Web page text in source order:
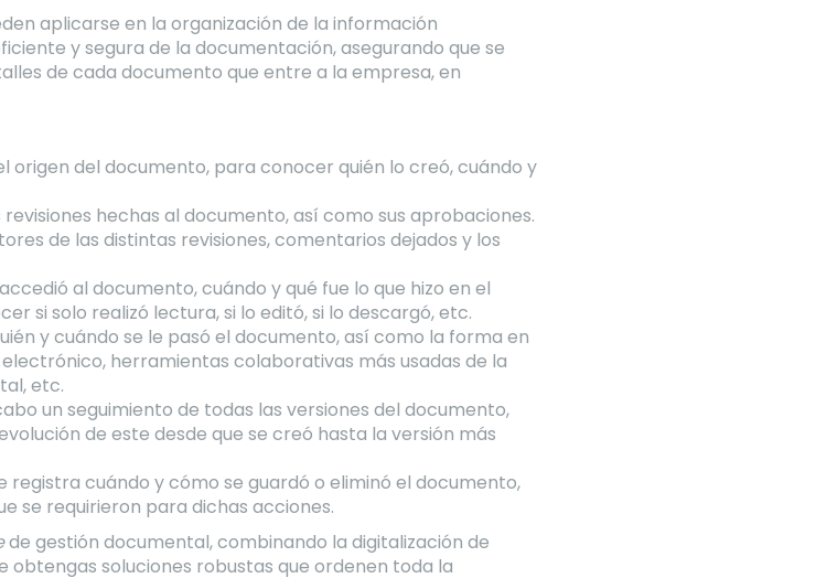
aplicarse en la organización de la información
y segura de la documentación, asegurando que se
de cada documento que entre a la empresa, en
origen del documento, para conocer quién lo creó, cuándo y
revisiones hechas al documento, así como sus aprobaciones.
de las distintas revisiones, comentarios dejados y los
al documento, cuándo y qué fue lo que hizo en el
si solo realizó lectura, si lo editó, si lo descargó, etc.
y cuándo se le pasó el documento, así como la forma en
herramientas colaborativas más usadas de la
etc.
un seguimiento de todas las versiones del documento,
de este desde que se creó hasta la versión más
registra cuándo y cómo se guardó o eliminó el documento,
se requirieron para dichas acciones.
de gestión documental, combinando la digitalización de
soluciones robustas que ordenen toda la